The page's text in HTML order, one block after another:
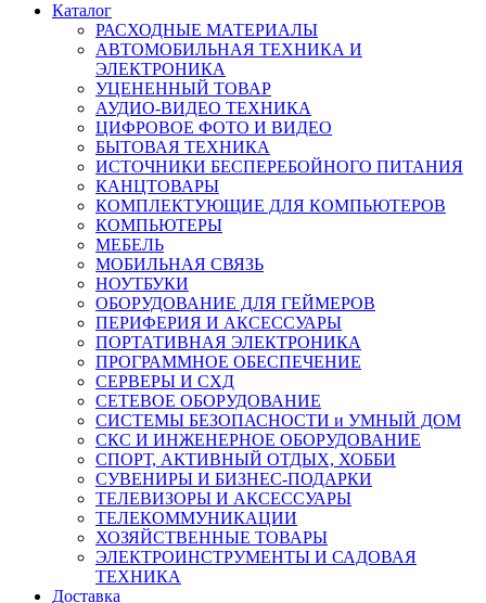
Каталог
РАСХОДНЫЕ МАТЕРИАЛЫ
АВТОМОБИЛЬНАЯ ТЕХНИКА И
ЭЛЕКТРОНИКА
УЦЕНЕННЫЙ ТОВАР
АУДИО-ВИДЕО ТЕХНИКА
ЦИФРОВОЕ ФОТО И ВИДЕО
БЫТОВАЯ ТЕХНИКА
ИСТОЧНИКИ БЕСПЕРЕБОЙНОГО ПИТАНИЯ
КАНЦТОВАРЫ
КОМПЛЕКТУЮЩИЕ ДЛЯ КОМПЬЮТЕРОВ
КОМПЬЮТЕРЫ
МЕБЕЛЬ
МОБИЛЬНАЯ СВЯЗЬ
НОУТБУКИ
ОБОРУДОВАНИЕ ДЛЯ ГЕЙМЕРОВ
ПЕРИФЕРИЯ И АКСЕССУАРЫ
ПОРТАТИВНАЯ ЭЛЕКТРОНИКА
ПРОГРАММНОЕ ОБЕСПЕЧЕНИЕ
СЕРВЕРЫ И СХД
СЕТЕВОЕ ОБОРУДОВАНИЕ
СИСТЕМЫ БЕЗОПАСНОСТИ и УМНЫЙ ДОМ
СКС И ИНЖЕНЕРНОЕ ОБОРУДОВАНИЕ
СПОРТ, АКТИВНЫЙ ОТДЫХ, ХОББИ
СУВЕНИРЫ И БИЗНЕС-ПОДАРКИ
ТЕЛЕВИЗОРЫ И АКСЕССУАРЫ
ТЕЛЕКОММУНИКАЦИИ
ХОЗЯЙСТВЕННЫЕ ТОВАРЫ
ЭЛЕКТРОИНСТРУМЕНТЫ И САДОВАЯ
ТЕХНИКА
Доставка